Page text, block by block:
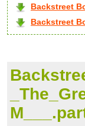
Backstreet
Backstreet